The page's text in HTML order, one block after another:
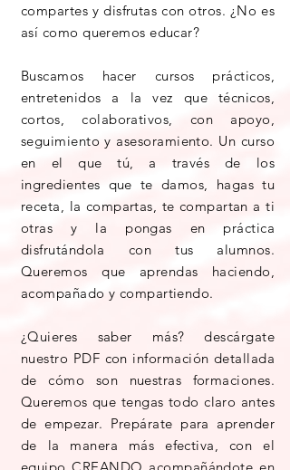
compartes y disfrutas con otros. ¿No es
así como queremos educar?
Buscamos hacer cursos prácticos,
entretenidos a la vez que técnicos,
cortos, colaborativos, con apoyo,
seguimiento y asesoramiento. Un curso
en el que tú, a través de los
ingredientes que te damos, hagas tu
receta, la compartas, te compartan a ti
otras y la pongas en práctica
disfrutándola con tus alumnos.
Queremos que aprendas haciendo,
acompañado y compartiendo.
¿Quieres saber más? descárgate
nuestro PDF con información detallada
de cómo son nuestras formaciones.
Queremos que tengas todo claro antes
de empezar. Prepárate para aprender
de la manera más efectiva, con el